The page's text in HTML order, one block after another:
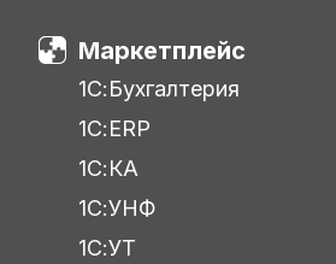
Маркетплейс
1С:Бухгалтерия
1С:ERP
1С:КА
1С:УНФ
1С:УТ